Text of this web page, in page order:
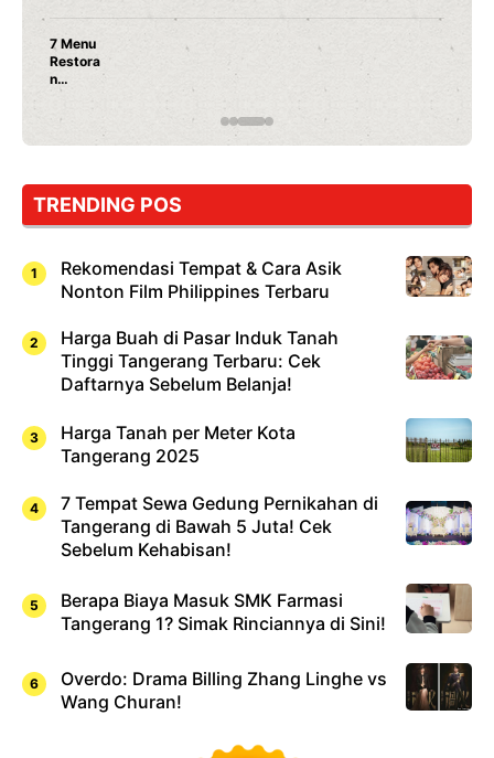
Nunung Srimulat & Vicky Prasetyo Buka Restoran
Rahasia Mami Bikin Nagih!
TRENDING POS
Rekomendasi Tempat & Cara Asik
Nonton Film Philippines Terbaru
Harga Buah di Pasar Induk Tanah
Tinggi Tangerang Terbaru: Cek
Daftarnya Sebelum Belanja!
Harga Tanah per Meter Kota
Tangerang 2025
7 Tempat Sewa Gedung Pernikahan di
Tangerang di Bawah 5 Juta! Cek
Sebelum Kehabisan!
Berapa Biaya Masuk SMK Farmasi
Tangerang 1? Simak Rinciannya di Sini!
Overdo: Drama Billing Zhang Linghe vs
Wang Churan!